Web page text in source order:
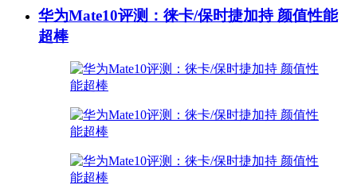
华为Mate10评测：徕卡/保时捷加持 颜值性能
超棒